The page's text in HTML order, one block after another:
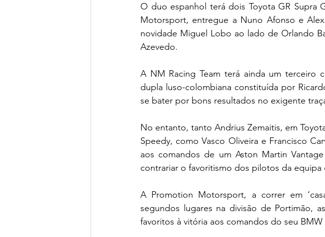
O duo espanhol terá dois Toyota GR Supra
Motorsport, entregue a Nuno Afonso e
novidade Miguel Lobo ao lado de Orlando
Azevedo.
A NM Racing Team terá ainda um terceiro
dupla luso-colombiana constituída por
se bater por bons resultados no exigente
No entanto, tanto Andrius Zemaitis, em
Speedy, como Vasco Oliveira e Francisco
aos comandos de um Aston Martin
contrariar o favoritismo dos pilotos da equipa
A Promotion Motorsport, a correr em
segundos lugares na divisão de Portimão,
favoritos à vitória aos comandos do seu BMW